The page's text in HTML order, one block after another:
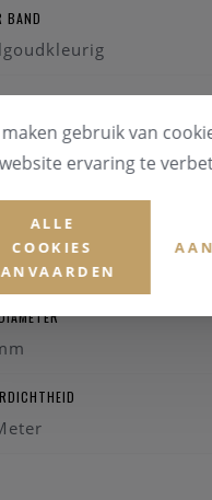
BAND
gebruik van
website ervaring te
ALLE
COOKIES